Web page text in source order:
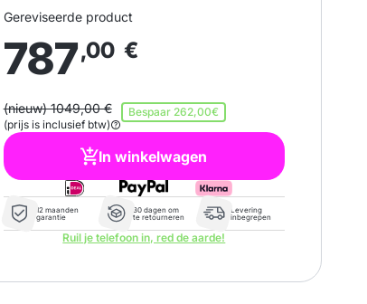
Gereviseerde product
787,00 €
(nieuw) 1049,00 €
(prijs is inclusief btw)
Bespaar 262,00€
In winkelwagen
12 maanden
garantie
30 dagen om
te retourneren
Levering
inbegrepen
Ruil je telefoon in, red de aarde!